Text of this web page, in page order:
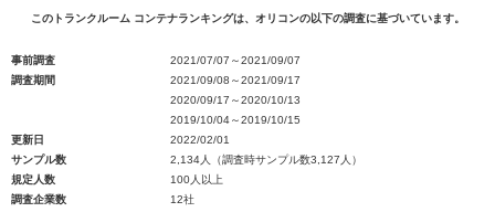
このトランクルーム コンテナランキングは、オリコンの以下の調査に基づいています。
事前調査
2021/07/07～2021/09/07
調査期間
2021/09/08～2021/09/17
2020/09/17～2020/10/13
2019/10/04～2019/10/15
更新日
2022/02/01
サンプル数
2,134人（調査時サンプル数3,127人）
規定人数
100人以上
調査企業数
12社